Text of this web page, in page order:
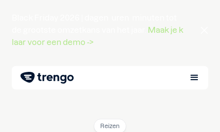
Maak je k
laar voor een demo ->
Reizen